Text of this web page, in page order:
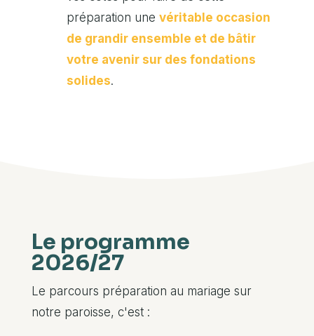
préparation une véritable occasion
de grandir ensemble et de bâtir
votre avenir sur des fondations
solides.
Le programme
2026/27
Le parcours préparation au mariage sur
notre paroisse, c'est :